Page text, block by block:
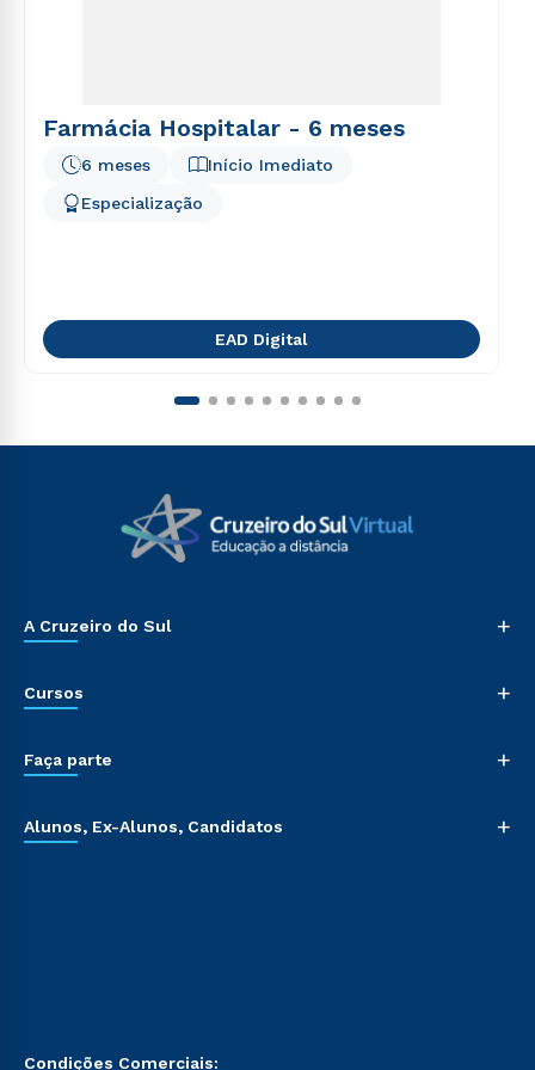
Farmácia Hospitalar - 6 meses
Início Imediato
6 meses
Especialização
EAD Digital
A Cruzeiro do Sul +
Cursos +
Faça parte +
Alunos, Ex-Alunos, Candidatos +
Condições Comerciais: